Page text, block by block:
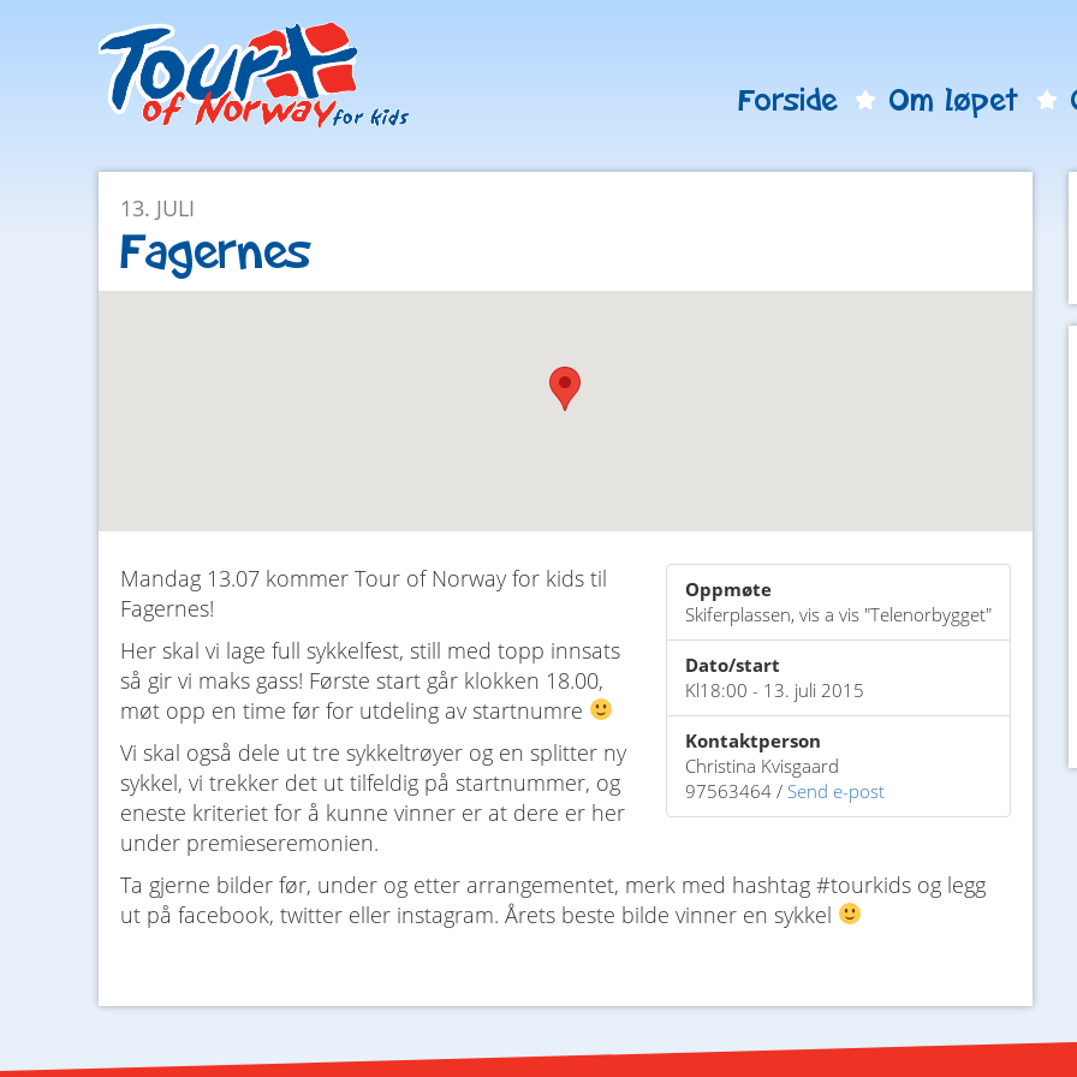
FacebookInstagram
Forside Om løpet
13. JULI
Fagernes
Oppmøte
Skiferplassen, vis a vis "Telenorbygget"
Dato/start
Kl18:00 - 13. juli 2015
Kontaktperson
Christina Kvisgaard
97563464 / Send e-post
Mandag 13.07 kommer Tour of Norway for kids til
Fagernes!
Her skal vi lage full sykkelfest, still med topp innsats
så gir vi maks gass! Første start går klokken 18.00,
møt opp en time før for utdeling av startnumre
Vi skal også dele ut tre sykkeltrøyer og en splitter ny
sykkel, vi trekker det ut tilfeldig på startnummer, og
eneste kriteriet for å kunne vinner er at dere er her
under premieseremonien.
Ta gjerne bilder før, under og etter arrangementet, merk med hashtag #tourkids og legg
ut på facebook, twitter eller instagram. Årets beste bilde vinner en sykkel